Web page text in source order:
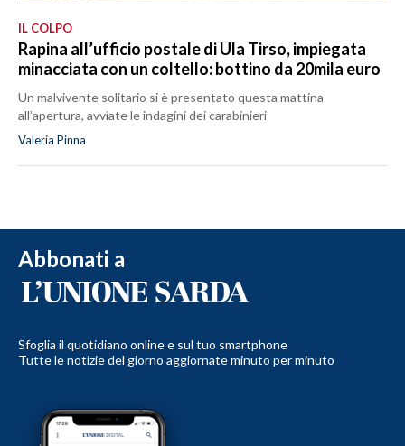
IL COLPO
Rapina all’ufficio postale di Ula Tirso, impiegata
minacciata con un coltello: bottino da 20mila euro
Un malvivente solitario si è presentato questa mattina
all’apertura, avviate le indagini dei carabinieri
Valeria Pinna
Abbonati a
Sfoglia il quotidiano online e sul tuo smartphone
Tutte le notizie del giorno aggiornate minuto per minuto